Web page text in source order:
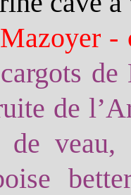
-
de
veau,